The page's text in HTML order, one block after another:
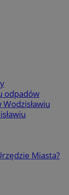
odpadów
Miasta?